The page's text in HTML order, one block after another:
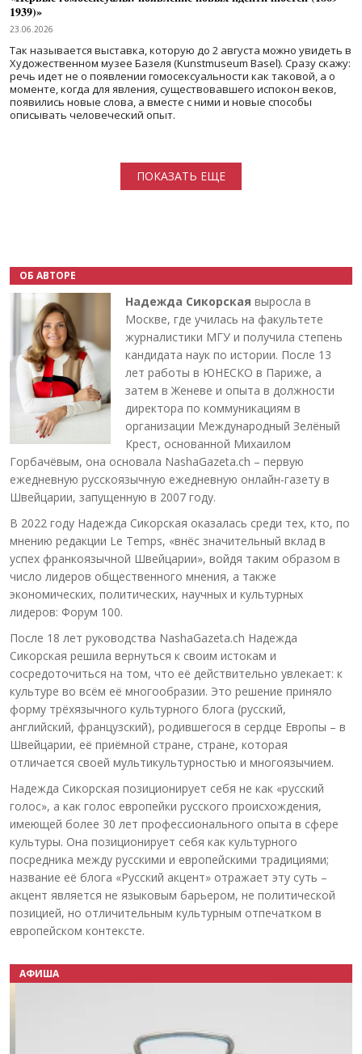
1939)»
23.06.2026
Так называется выставка, которую до 2 августа можно увидеть в
Художественном музее Базеля (Kunstmuseum Basel). Сразу скажу:
речь идет не о появлении гомосексуальности как таковой, а о
моменте, когда для явления, существовавшего испокон веков,
появились новые слова, а вместе с ними и новые способы
описывать человеческий опыт.
ПОКАЗАТЬ ЕЩЕ
ОБ АВТОРЕ
Надежда Сикорская выросла в
Москве, где училась на факультете
журналистики МГУ и получила степень
кандидата наук по истории. После 13
лет работы в ЮНЕСКО в Париже, а
затем в Женеве и опыта в должности
директора по коммуникациям в
организации Международный Зелёный
Крест, основанной Михаилом
Горбачёвым, она основала NashaGazeta.ch – первую
ежедневную русскоязычную ежедневную онлайн-газету в
Швейцарии, запущенную в 2007 году.
В 2022 году Надежда Сикорская оказалась среди тех, кто, по
мнению редакции Le Temps, «внёс значительный вклад в
успех франкоязычной Швейцарии», войдя таким образом в
число лидеров общественного мнения, а также
экономических, политических, научных и культурных
лидеров: Форум 100.
После 18 лет руководства NashaGazeta.ch Надежда
Сикорская решила вернуться к своим истокам и
сосредоточиться на том, что её действительно увлекает: к
культуре во всём её многообразии. Это решение приняло
форму трёхязычного культурного блога (русский,
английский, французский), родившегося в сердце Европы – в
Швейцарии, её приёмной стране, стране, которая
отличается своей мультикультурностью и многоязычием.
Надежда Сикорская позиционирует себя не как «русский
голос», а как голос европейки русского происхождения,
имеющей более 30 лет профессионального опыта в сфере
культуры. Она позиционирует себя как культурного
посредника между русскими и европейскими традициями;
название её блога «Русский акцент» отражает эту суть –
акцент является не языковым барьером, не политической
позицией, но отличительным культурным отпечатком в
европейском контексте.
АФИША